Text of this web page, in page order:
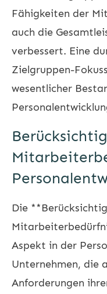
Fähigkeiten der
auch die
verbessert. Eine
Zielgruppen-
wesentlicher
Die
Aspekt in der
Unternehmen, die
Anforderungen